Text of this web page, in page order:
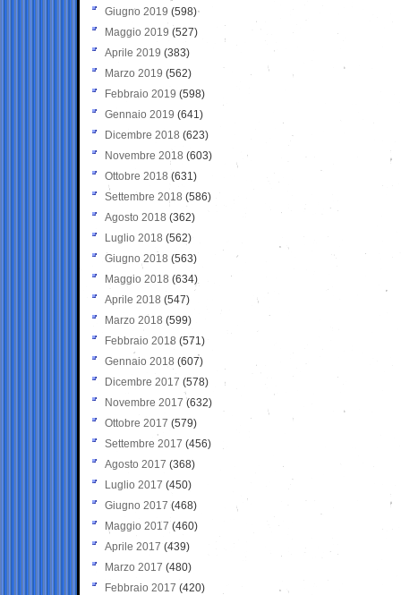
Giugno 2019 (598)
Maggio 2019 (527)
Aprile 2019 (383)
Marzo 2019 (562)
Febbraio 2019 (598)
Gennaio 2019 (641)
Dicembre 2018 (623)
Novembre 2018 (603)
Ottobre 2018 (631)
Settembre 2018 (586)
Agosto 2018 (362)
Luglio 2018 (562)
Giugno 2018 (563)
Maggio 2018 (634)
Aprile 2018 (547)
Marzo 2018 (599)
Febbraio 2018 (571)
Gennaio 2018 (607)
Dicembre 2017 (578)
Novembre 2017 (632)
Ottobre 2017 (579)
Settembre 2017 (456)
Agosto 2017 (368)
Luglio 2017 (450)
Giugno 2017 (468)
Maggio 2017 (460)
Aprile 2017 (439)
Marzo 2017 (480)
Febbraio 2017 (420)